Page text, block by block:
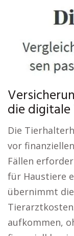
die digitale
Die
vor
Fällen
für Haustiere
übernimmt
aufkommen,